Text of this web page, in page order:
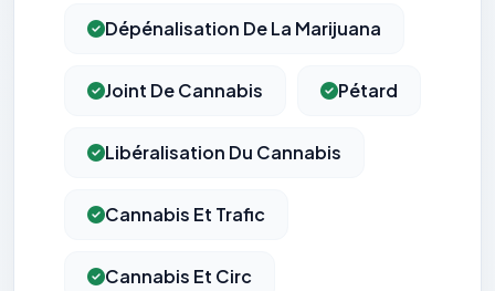
Dépénalisation De La Marijuana
Joint De Cannabis Pétard
Libéralisation Du Cannabis
Cannabis Et Trafic
Cannabis Et Circ